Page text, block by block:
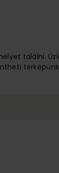
találni.